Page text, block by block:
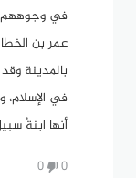
في وجوههم
عمر بن
بالمدينة
في
أنها ابنةُ
0
0